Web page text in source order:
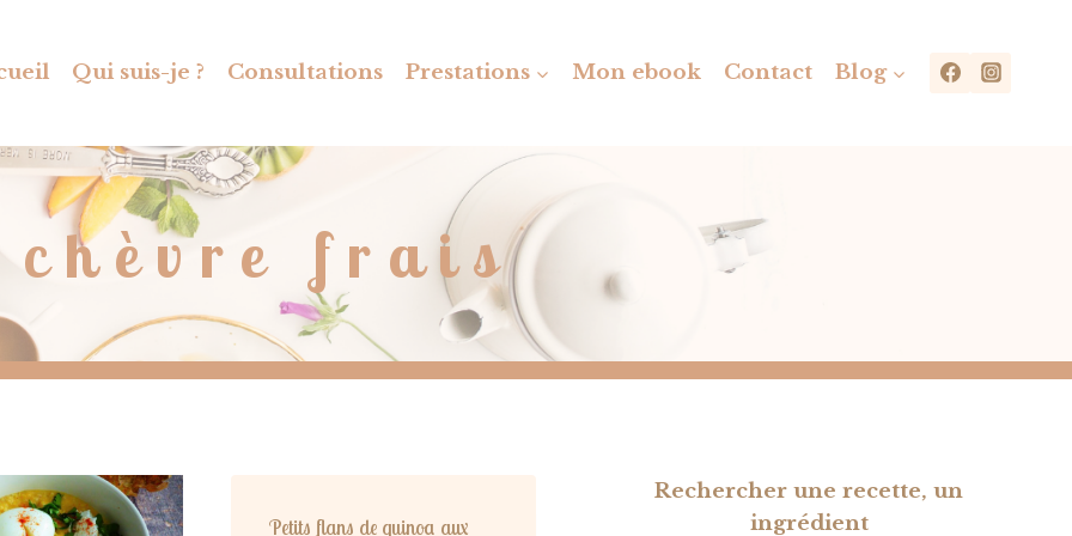
Qui suis-je ? Consultations Prestations Mon ebook Contact Blog
chèvre frais
Petits flans de quinoa aux
Rechercher une recette, un
ingrédient